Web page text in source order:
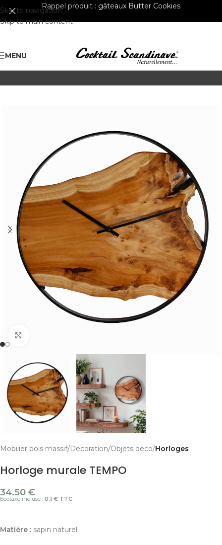
Skip to navigation
Skip to main content
Rappel produit : gâteaux Butter Cookies
MENU
Mobilier bois massif Décoration Objets déco Horloges
Horloge murale TEMPO
34.50 €
Ecotaxe incluse : 0.1 € TTC
Matière : sapin naturel